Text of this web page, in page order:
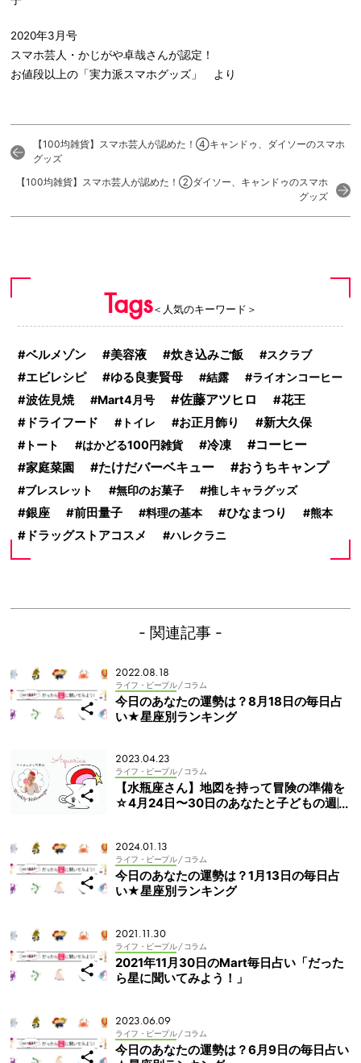
2020年3月号
スマホ芸人・かじがや卓哉さんが認定！
お値段以上の「実力派スマホグッズ」 より
【100均雑貨】スマホ芸人が認めた！④キャンドゥ、ダイソーのスマホ
グッズ
【100均雑貨】スマホ芸人が認めた！②ダイソー、キャンドゥのスマホ
グッズ
Tags＜人気のキーワード＞
ベルメゾン 美容液 炊き込みご飯 スクラブ
エビレシピ ゆる良妻賢母 結露 ライオンコーヒー
波佐見焼 Mart4月号 佐藤アツヒロ
花王
ドライフード
トイレ お正月飾り 新大久保
トート はかどる100円雑貨 冷凍 コーヒー
家庭菜園 たけだバーベキュー おうちキャンプ
ブレスレット 無印のお菓子 推しキャラグッズ
銀座 前田量子 料理の基本 ひなまつり 熊本
ドラッグストアコスメ ハレクラニ
- 関連記事 -
2022.08.18
ライフ・ピープル / コラム
今日のあなたの運勢は？8月18日の毎日占
い★星座別ランキング
2023.04.23
ライフ・ピープル / コラム
【水瓶座さん】地図を持って冒険の準備を
☆4月24日〜30日のあなたと子どもの週間
2024.01.13
ライフ・ピープル / コラム
今日のあなたの運勢は？1月13日の毎日占
い★星座別ランキング
2021.11.30
ライフ・ピープル / コラム
2021年11月30日のMart毎日占い「だった
ら星に聞いてみよう！」
2023.06.09
ライフ・ピープル / コラム
今日のあなたの運勢は？6月9日の毎日占い